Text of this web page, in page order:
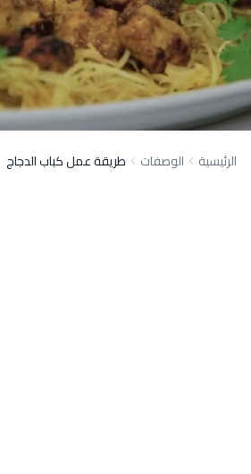
الرئيسية الوصفات طريقة عمل كباب الدجاج